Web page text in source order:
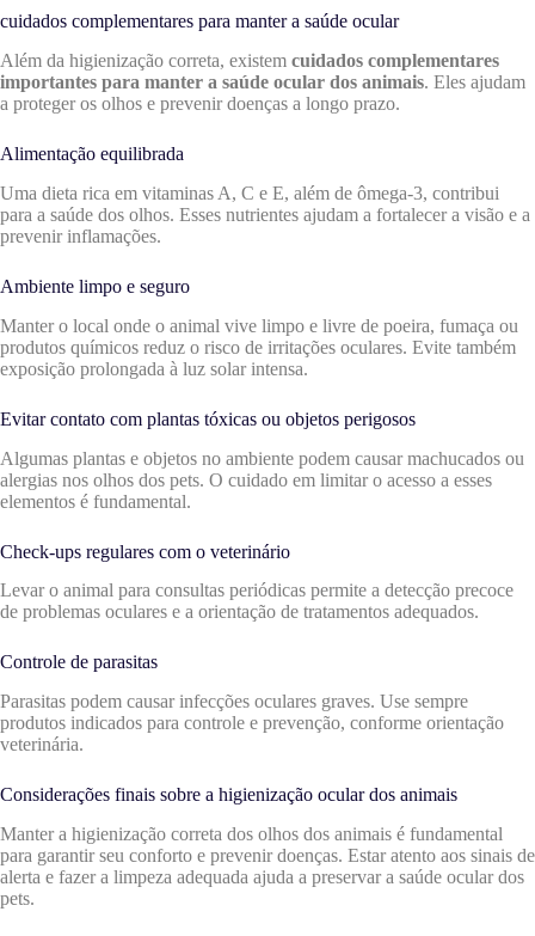
cuidados complementares para manter a saúde ocular
Além da higienização correta, existem cuidados complementares
importantes para manter a saúde ocular dos animais. Eles ajudam
a proteger os olhos e prevenir doenças a longo prazo.
Alimentação equilibrada
Uma dieta rica em vitaminas A, C e E, além de ômega-3, contribui
para a saúde dos olhos. Esses nutrientes ajudam a fortalecer a visão e a
prevenir inflamações.
Ambiente limpo e seguro
Manter o local onde o animal vive limpo e livre de poeira, fumaça ou
produtos químicos reduz o risco de irritações oculares. Evite também
exposição prolongada à luz solar intensa.
Evitar contato com plantas tóxicas ou objetos perigosos
Algumas plantas e objetos no ambiente podem causar machucados ou
alergias nos olhos dos pets. O cuidado em limitar o acesso a esses
elementos é fundamental.
Check-ups regulares com o veterinário
Levar o animal para consultas periódicas permite a detecção precoce
de problemas oculares e a orientação de tratamentos adequados.
Controle de parasitas
Parasitas podem causar infecções oculares graves. Use sempre
produtos indicados para controle e prevenção, conforme orientação
veterinária.
Considerações finais sobre a higienização ocular dos animais
Manter a higienização correta dos olhos dos animais é fundamental
para garantir seu conforto e prevenir doenças. Estar atento aos sinais de
alerta e fazer a limpeza adequada ajuda a preservar a saúde ocular dos
pets.